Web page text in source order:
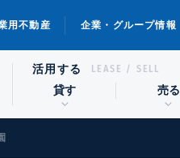
用不動産 企業・グループ情報
活用する LEASE / SELL
貸す 売る